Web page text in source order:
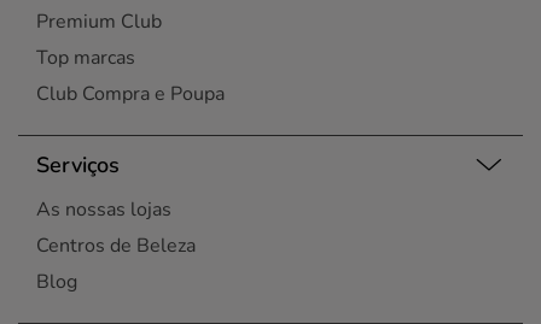
Premium Club
Top marcas
Club Compra e Poupa
Serviços
As nossas lojas
Centros de Beleza
Blog